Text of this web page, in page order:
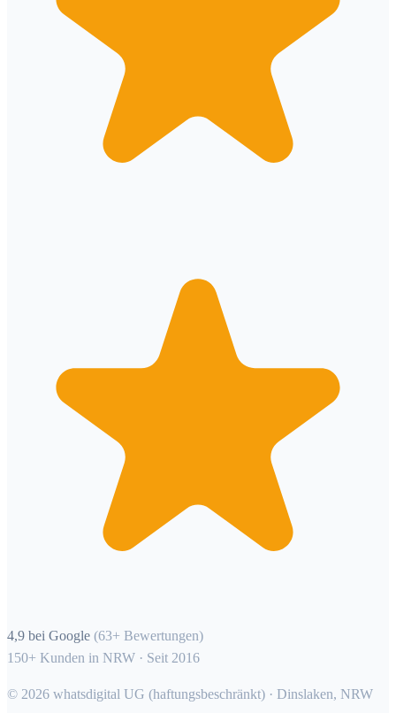
4,9 bei Google (63+ Bewertungen)
150+ Kunden in NRW · Seit 2016
© 2026 whatsdigital UG (haftungsbeschränkt) · Dinslaken, NRW